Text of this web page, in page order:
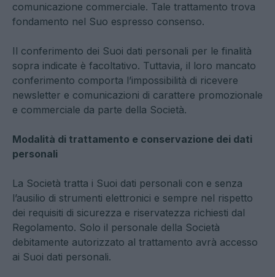
comunicazione commerciale. Tale trattamento trova
fondamento nel Suo espresso consenso.
Il conferimento dei Suoi dati personali per le finalità
sopra indicate è facoltativo. Tuttavia, il loro mancato
conferimento comporta l’impossibilità di ricevere
newsletter e comunicazioni di carattere promozionale
e commerciale da parte della Società.
Modalità di trattamento e conservazione dei dati
personali
La Società tratta i Suoi dati personali con e senza
l’ausilio di strumenti elettronici e sempre nel rispetto
dei requisiti di sicurezza e riservatezza richiesti dal
Regolamento. Solo il personale della Società
debitamente autorizzato al trattamento avrà accesso
ai Suoi dati personali.